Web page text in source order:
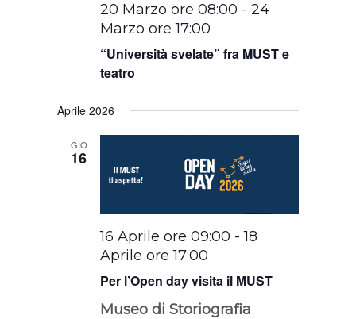
“Università svelate” fra MUST e
teatro
20 Marzo ore 08:00 -24
Marzo ore 17:00
Aprile 2026
GIO
16
Per l’Open day visita il MUST
16 Aprile ore 09:00 -18
Aprile ore 17:00
Museo di Storiografia